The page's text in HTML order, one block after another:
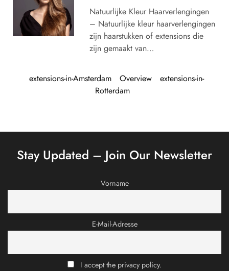
Natuurlijke Kleur Haarverlengingen
– Natuurlijke kleur haarverlengingen
zijn haarstukken of extensions die
zijn gemaakt van…
extensions-in-Amsterdam Overview
extensions-in-
Rotterdam
Stay Updated – Join Our Newsletter
Vorname
E-Mail-Adresse
I accept the privacy policy.